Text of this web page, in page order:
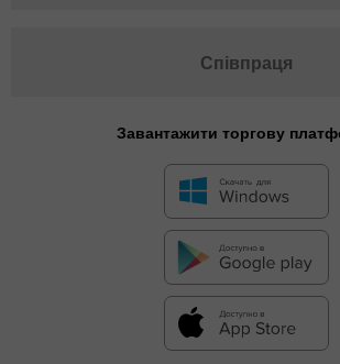
Співпраця
Завантажити торгову